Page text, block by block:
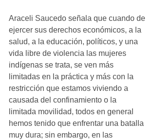
Araceli Saucedo señala que cuando de
ejercer sus derechos económicos, a la
salud, a la educación, políticos, y una
vida libre de violencia las mujeres
indígenas se trata, se ven más
limitadas en la práctica y más con la
restricción que estamos viviendo a
causada del confinamiento o la
limitada movilidad, todos en general
hemos tenido que enfrentar una batalla
muy dura; sin embargo, en las